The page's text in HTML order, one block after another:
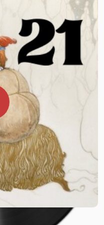
berattarstunder-
för språk och
med pitepaltens
paltens-historia/
Vill du, din
från Hälsingland för en
eller ring
information
anlita-oss/
planerar att under
i Hälsingland med omnejd
att dessa evenemang
vi hjälp av er
som små bidrag är